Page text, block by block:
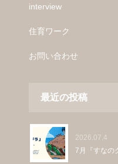
interview
住育ワーク
お問い合わせ
最近の投稿
2026.07.4
7月『すなの